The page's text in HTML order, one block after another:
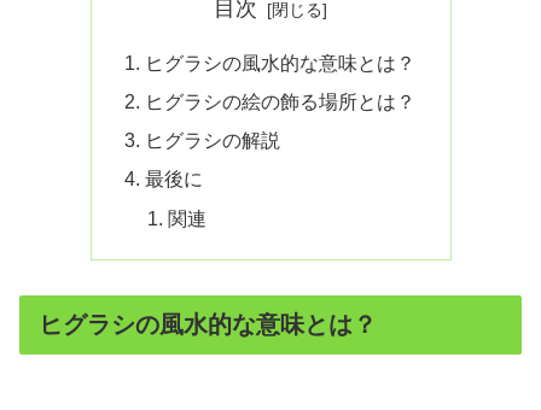
目次
ヒグラシの風水的な意味とは？
ヒグラシの絵の飾る場所とは？
ヒグラシの解説
最後に
関連
ヒグラシの風水的な意味とは？